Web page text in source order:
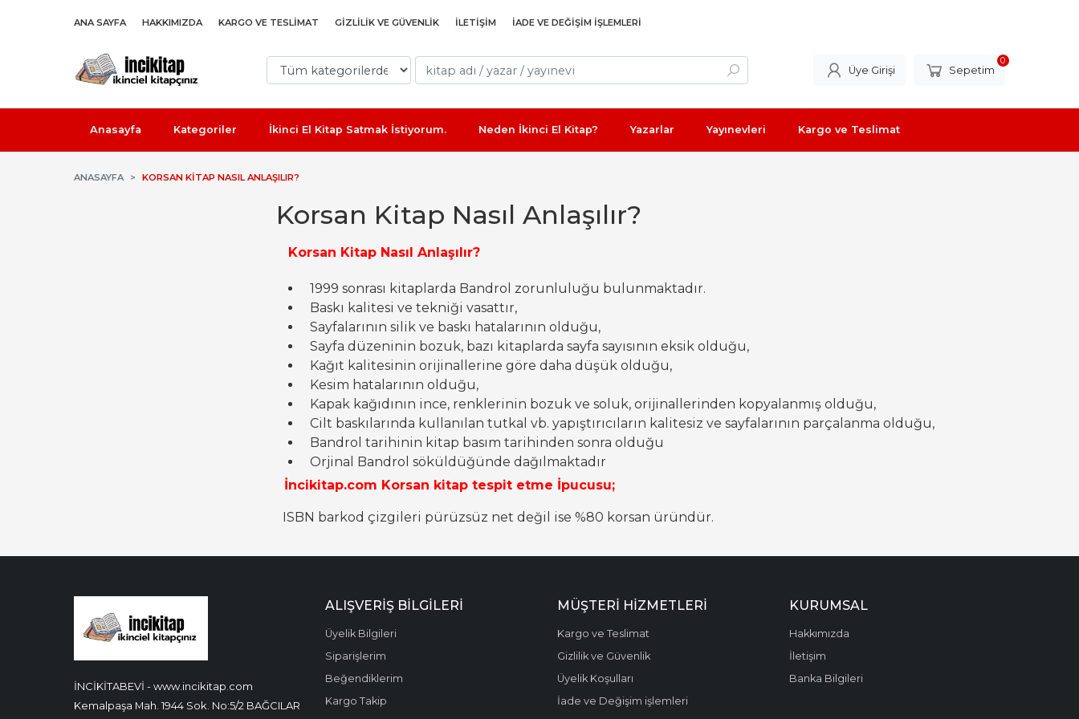
ANA SAYFA HAKKIMIZDA KARGO VE TESLIMAT GIZLILIK VE GÜVENLIK İLETIŞIM İADE VE DEĞIŞIM IŞLEMLERI
Üye Girişi Sepetim
0
Anasayfa Kategoriler İkinci El Kitap Satmak İstiyorum. Neden İkinci El Kitap? Yazarlar Yayınevleri Kargo ve Teslimat
ANASAYFA KORSAN KITAP NASIL ANLAŞILIR?
Korsan Kitap Nasıl Anlaşılır?
Korsan Kitap Nasıl Anlaşılır?
1999 sonrası kitaplarda Bandrol zorunluluğu bulunmaktadır.
Baskı kalitesi ve tekniği vasattır,
Sayfalarının silik ve baskı hatalarının olduğu,
Sayfa düzeninin bozuk, bazı kitaplarda sayfa sayısının eksik olduğu,
Kağıt kalitesinin orijinallerine göre daha düşük olduğu,
Kesim hatalarının olduğu,
Kapak kağıdının ince, renklerinin bozuk ve soluk, orijinallerinden kopyalanmış olduğu,
Cilt baskılarında kullanılan tutkal vb. yapıştırıcıların kalitesiz ve sayfalarının parçalanma olduğu,
Bandrol tarihinin kitap basım tarihinden sonra olduğu
Orjinal Bandrol söküldüğünde dağılmaktadır
İncikitap.com Korsan kitap tespit etme İpucusu;
ISBN barkod çizgileri pürüzsüz net değil ise %80 korsan üründür.
İNCİKİTABEVİ - www.incikitap.com
Kemalpaşa Mah. 1944 Sok. No:5/2 BAĞCILAR
ALIŞVERİŞ BİLGİLERİ
Üyelik Bilgileri
Siparişlerim
Beğendiklerim
Kargo Takip
MÜŞTERİ HİZMETLERİ
Kargo ve Teslimat
Gizlilik ve Güvenlik
Üyelik Koşulları
İade ve Değişim işlemleri
KURUMSAL
Hakkımızda
İletişim
Banka Bilgileri